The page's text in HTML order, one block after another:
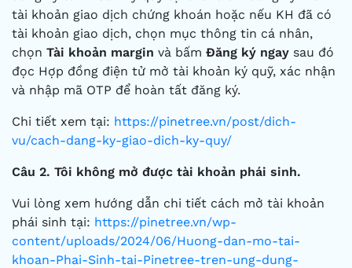
tài khoản giao dịch chứng khoán hoặc nếu KH đã có
tài khoản giao dịch, chọn mục thông tin cá nhân,
chọn Tài khoản margin và bấm Đăng ký ngay sau đó
đọc Hợp đồng điện tử mở tài khoản ký quỹ, xác nhận
và nhập mã OTP để hoàn tất đăng ký.
Chi tiết xem tại: https://pinetree.vn/post/dich-
vu/cach-dang-ky-giao-dich-ky-quy/
Câu 2. Tôi không mở được tài khoản phái sinh.
Vui lòng xem hướng dẫn chi tiết cách mở tài khoản
phái sinh tại: https://pinetree.vn/wp-
content/uploads/2024/06/Huong-dan-mo-tai-
khoan-Phai-Sinh-tai-Pinetree-tren-ung-dung-